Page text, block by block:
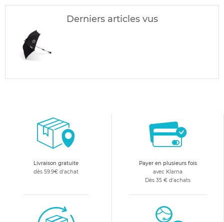
Derniers articles vus
Livraison gratuite
dès 59.9€ d'achat
Payer en plusieurs fois
avec Klarna
Dès 35 € d'achats